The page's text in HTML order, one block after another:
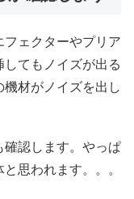
ェクターやプリア
てもノイズが出る
材がノイズを出し
確認します。やっぱ
思われます。。。